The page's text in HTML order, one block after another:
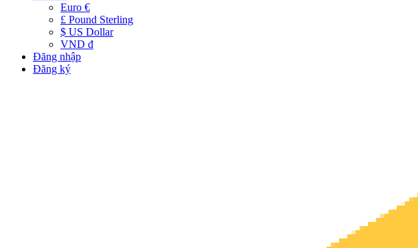
Euro €
£ Pound Sterling
$ US Dollar
VND đ
Đăng nhập
Đăng ký